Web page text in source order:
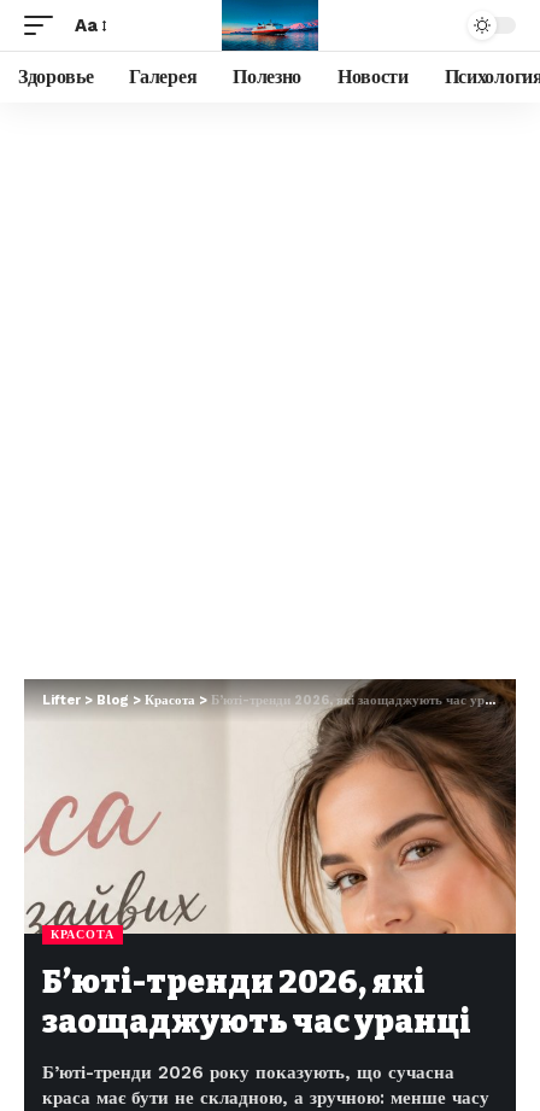
Aa
Здоровье Галерея Полезно Новости
Lifter>Blog>Красота> Б’юті-тренди 2026, які заощаджують час уранці
КРАСОТА
Б’юті-тренди 2026, які
заощаджують час уранці
Б’юті-тренди 2026 року показують, що сучасна
краса має бути не складною, а зручною: менше часу